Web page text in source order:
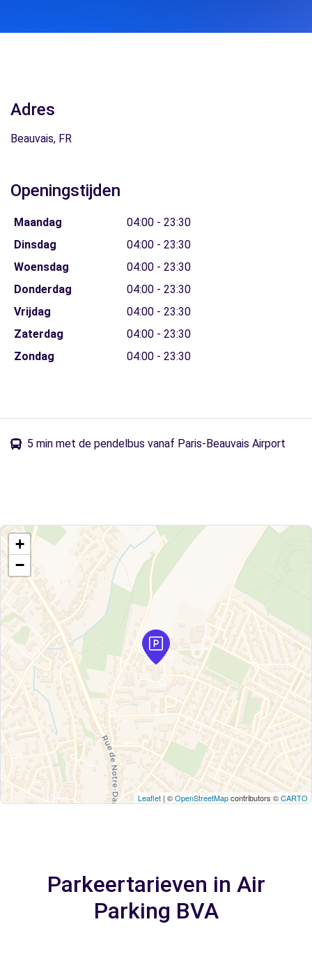
Adres
Beauvais, FR
Openingstijden
Maandag
04:00 - 23:30
Dinsdag
04:00 - 23:30
Woensdag
04:00 - 23:30
Donderdag
04:00 - 23:30
Vrijdag
04:00 - 23:30
Zaterdag
04:00 - 23:30
Zondag
04:00 - 23:30
5 min met de pendelbus vanaf Paris-Beauvais Airport
+
−
Leaflet | ©OpenStreetMapcontributors ©CARTO
Parkeertarieven in Air
Parking BVA